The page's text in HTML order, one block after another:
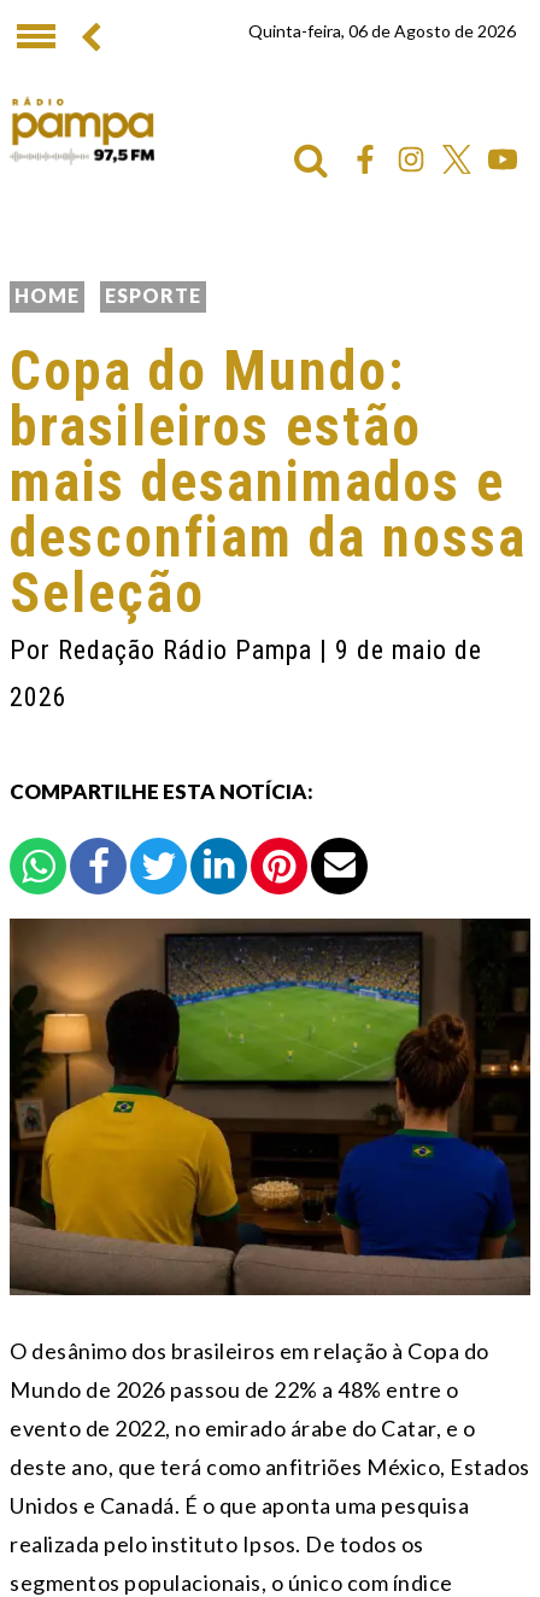
Quinta-feira, 06 de Agosto de 2026
HOME ESPORTE
Copa do Mundo:
brasileiros estão
mais desanimados e
desconfiam da nossa
Seleção
Por Redação Rádio Pampa | 9 de maio de
2026
COMPARTILHE ESTA NOTÍCIA:
O desânimo dos brasileiros em relação à Copa do
Mundo de 2026 passou de 22% a 48% entre o
evento de 2022, no emirado árabe do Catar, e o
deste ano, que terá como anfitriões México, Estados
Unidos e Canadá. É o que aponta uma pesquisa
realizada pelo instituto Ipsos. De todos os
segmentos populacionais, o único com índice